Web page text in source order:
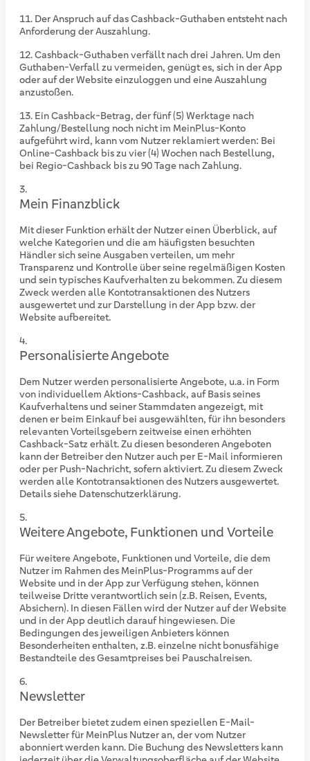
Der Anspruch auf das Cashback-Guthaben entsteht nach
Anforderung der Auszahlung.
Cashback-Guthaben verfällt nach drei Jahren. Um den
Guthaben-Verfall zu vermeiden, genügt es, sich in der App
oder auf der Website einzuloggen und eine Auszahlung
anzustoßen.
Ein Cashback-Betrag, der fünf (5) Werktage nach
Zahlung/Bestellung noch nicht im MeinPlus-Konto
aufgeführt wird, kann vom Nutzer reklamiert werden: Bei
Online-Cashback bis zu vier (4) Wochen nach Bestellung,
bei Regio-Cashback bis zu 90 Tage nach Zahlung.
Mein Finanzblick
Mit dieser Funktion erhält der Nutzer einen Überblick, auf
welche Kategorien und die am häufigsten besuchten
Händler sich seine Ausgaben verteilen, um mehr
Transparenz und Kontrolle über seine regelmäßigen Kosten
und sein typisches Kaufverhalten zu bekommen. Zu diesem
Zweck werden alle Kontotransaktionen des Nutzers
ausgewertet und zur Darstellung in der App bzw. der
Website aufbereitet.
Personalisierte Angebote
Dem Nutzer werden personalisierte Angebote, u.a. in Form
von individuellem Aktions-Cashback, auf Basis seines
Kaufverhaltens und seiner Stammdaten angezeigt, mit
denen er beim Einkauf bei ausgewählten, für ihn besonders
relevanten Vorteilsgebern zeitweise einen erhöhten
Cashback-Satz erhält. Zu diesen besonderen Angeboten
kann der Betreiber den Nutzer auch per E-Mail informieren
oder per Push-Nachricht, sofern aktiviert. Zu diesem Zweck
werden alle Kontotransaktionen des Nutzers ausgewertet.
Details siehe Datenschutzerklärung.
Weitere Angebote, Funktionen und Vorteile
Für weitere Angebote, Funktionen und Vorteile, die dem
Nutzer im Rahmen des MeinPlus-Programms auf der
Website und in der App zur Verfügung stehen, können
teilweise Dritte verantwortlich sein (z.B. Reisen, Events,
Absichern). In diesen Fällen wird der Nutzer auf der Website
und in der App deutlich darauf hingewiesen. Die
Bedingungen des jeweiligen Anbieters können
Besonderheiten enthalten, z.B. einzelne nicht bonusfähige
Bestandteile des Gesamtpreises bei Pauschalreisen.
Newsletter
Der Betreiber bietet zudem einen speziellen E-Mail-
Newsletter für MeinPlus Nutzer an, der vom Nutzer
abonniert werden kann. Die Buchung des Newsletters kann